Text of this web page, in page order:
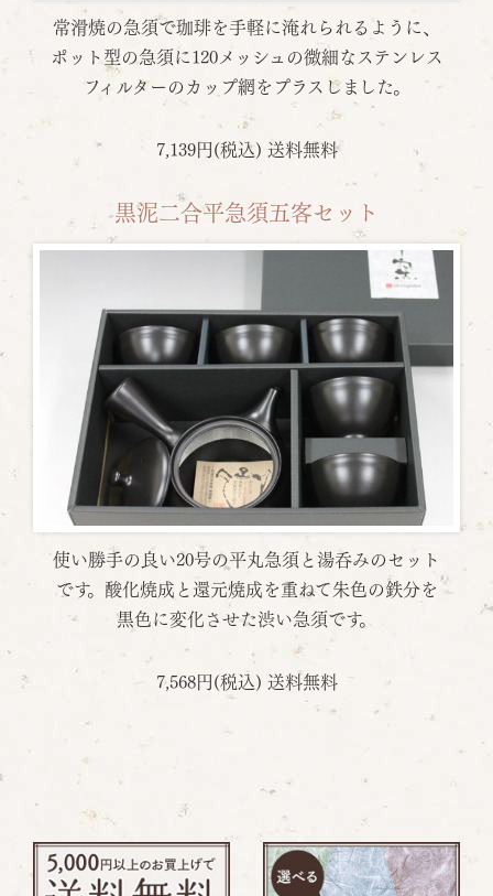
常滑焼の急須で珈琲を手軽に淹れられるように、
ポット型の急須に120メッシュの微細なステンレス
フィルターのカップ網をプラスしました。
7,139円(税込) 送料無料
黒泥二合平急須五客セット
使い勝手の良い20号の平丸急須と湯呑みのセット
です。酸化焼成と還元焼成を重ねて朱色の鉄分を
黒色に変化させた渋い急須です。
7,568円(税込) 送料無料